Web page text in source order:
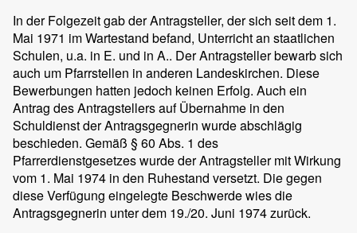
In der Folgezeit gab der Antragsteller, der sich seit dem 1.
Mai 1971 im Wartestand befand, Unterricht an staatlichen
Schulen, u.a. in E. und in A.. Der Antragsteller bewarb sich
auch um Pfarrstellen in anderen Landeskirchen. Diese
Bewerbungen hatten jedoch keinen Erfolg. Auch ein
Antrag des Antragstellers auf Übernahme in den
Schuldienst der Antragsgegnerin wurde abschlägig
beschieden. Gemäß § 60 Abs. 1 des
Pfarrerdienstgesetzes wurde der Antragsteller mit Wirkung
vom 1. Mai 1974 in den Ruhestand versetzt. Die gegen
diese Verfügung eingelegte Beschwerde wies die
Antragsgegnerin unter dem 19./20. Juni 1974 zurück.